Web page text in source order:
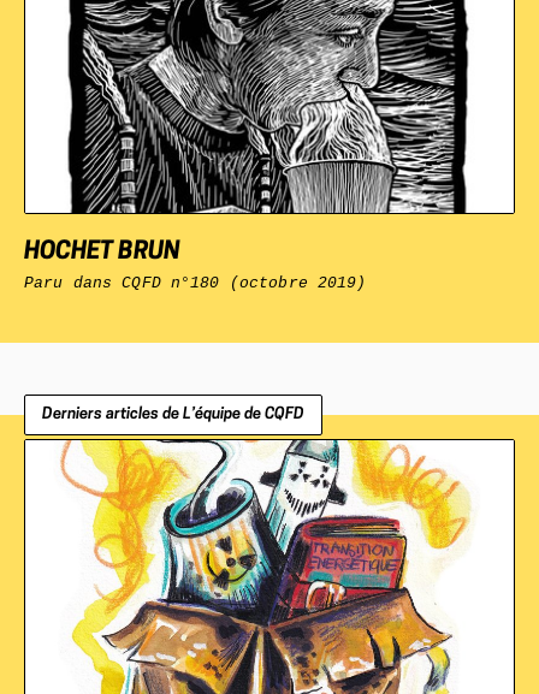
HOCHET BRUN
Paru dansCQFDn°180 (octobre 2019)
Derniers articles de L’équipe de CQFD